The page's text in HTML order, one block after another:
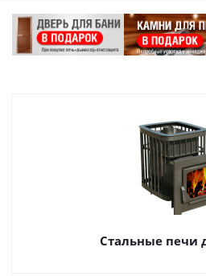
Стальные печи